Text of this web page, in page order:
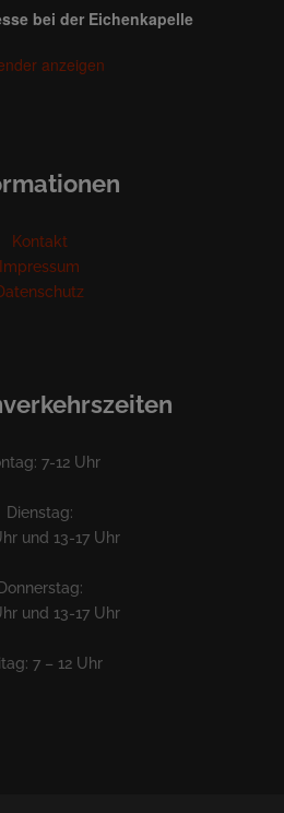
bei der Eichenkapelle
anzeigen
Kontakt
Impressum
7-12 Uhr
Dienstag:
und 13-17 Uhr
Donnerstag:
und 13-17 Uhr
7 – 12 Uhr